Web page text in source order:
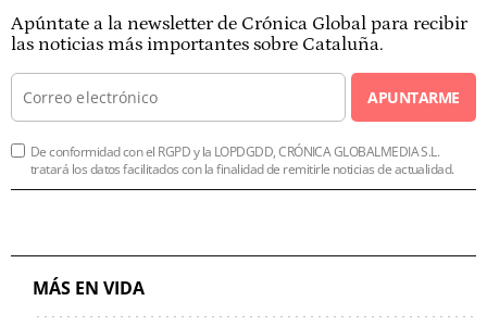
Apúntate a la newsletter de Crónica Global para recibir
las noticias más importantes sobre Cataluña.
APUNTARME
De conformidad con el RGPD y la LOPDGDD, CRÓNICA GLOBALMEDIA S.L.
tratará los datos facilitados con la finalidad de remitirle noticias de actualidad.
MÁS EN VIDA